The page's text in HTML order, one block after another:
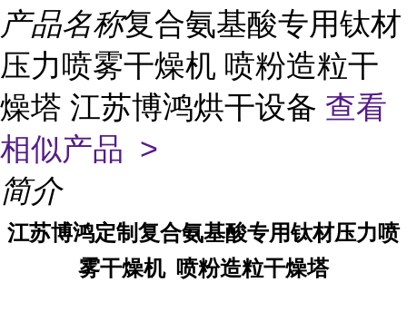
产品名称复合氨基酸专用钛材
压力喷雾干燥机 喷粉造粒干
燥塔 江苏博鸿烘干设备 查看
相似产品 >
简介
江苏博鸿定制复合氨基酸专用钛材压力喷
雾干燥机 喷粉造粒干燥塔